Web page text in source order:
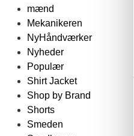
mænd
Mekanikeren
NyHåndværker
Nyheder
Populær
Shirt Jacket
Shop by Brand
Shorts
Smeden